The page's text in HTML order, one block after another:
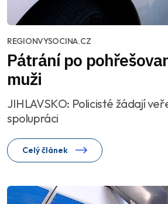
REGIONVYSOCINA.CZ
Pátrání po
muži
JIHLAVSKO: Policisté žádají
spolupráci
Celý článek